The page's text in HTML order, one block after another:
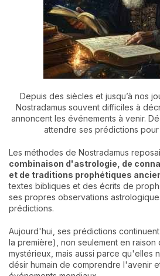
Depuis des siècles et jusqu’à nos
Nostradamus souvent difficiles à
annoncent les événements à venir.
attendre ses prédictions pour
Les méthodes de Nostradamus
combinaison d'astrologie, de
et de traditions prophétiques
textes bibliques et des écrits de
ses propres observations
prédictions.
Aujourd'hui, ses prédictions
la première), non seulement en raison
mystérieux, mais aussi parce qu'elles
désir humain de comprendre l'avenir